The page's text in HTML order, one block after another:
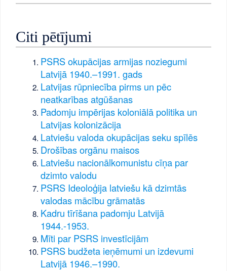
Citi pētījumi
PSRS okupācijas armijas noziegumi
Latvijā 1940.–1991. gads
Latvijas rūpniecība pirms un pēc
neatkarības atgūšanas
Padomju impērijas koloniālā politika un
Latvijas kolonizācija
Latviešu valoda okupācijas seku spīlēs
Drošības orgānu maisos
Latviešu nacionālkomunistu cīņa par
dzimto valodu
PSRS Ideoloģija latviešu kā dzimtās
valodas mācību grāmatās
Kadru tīrīšana padomju Latvijā
1944.-1953.
Mīti par PSRS investīcijām
PSRS budžeta ieņēmumi un izdevumi
Latvijā 1946.–1990.